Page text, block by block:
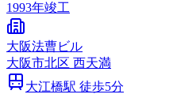
1993年竣工
大阪法曹ビル
大阪市北区 西天満
大江橋駅 徒歩5分